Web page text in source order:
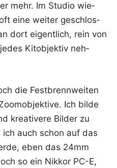
mehr. Im Stu­dio wie­
eine wei­ter geschlos­
dort eigent­lich, rein von
Kit­ob­jek­tiv neh­
die Fest­brenn­wei­ten
Ich bil­de
krea­ti­ve­re Bil­der zu
auch schon auf das
eben das 24mm
so ein Nik­kor PC-E,